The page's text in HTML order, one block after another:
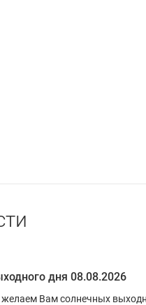
дня 08.08.2026
Вам солнечных